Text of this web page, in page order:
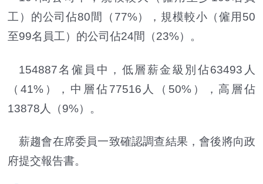
工）的公司佔80間（77%），規模較小（僱用50
至99名員工）的公司佔24間（23%）。
154887名僱員中，低層薪金級別佔63493人
（41%），中層佔77516人（50%），高層佔
13878人（9%）。
薪趨會在席委員一致確認調查結果，會後將向政
府提交報告書。